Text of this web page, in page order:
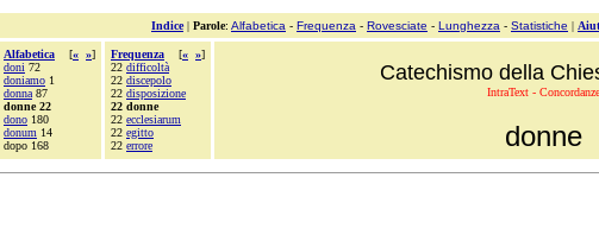
Indice| Parole: Alfabetica - Frequenza - Rovesciate - Lunghezza - Statistiche |
Alfabetica [« »]
doni 72
doniamo 1
donna 87
donne 22
dono 180
donum 14
dopo 168
Frequenza [« »]
22 difficoltà
22 discepolo
22 disposizione
22 donne
22 ecclesiarum
22 egitto
22 errore
Catechismo della
IntraText - Concordanze
donne